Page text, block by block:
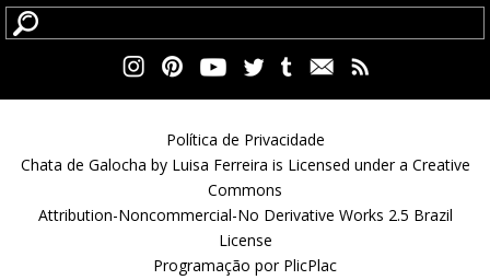
Política de Privacidade
Chata de Galocha by Luisa Ferreira is Licensed under a Creative
Commons
Attribution-Noncommercial-No Derivative Works 2.5 Brazil
License
Programação por PlicPlac